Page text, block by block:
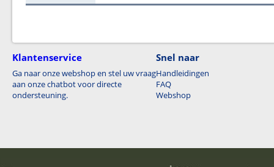
Klantenservice
Ga naar onze webshop en stel uw vraag
aan onze chatbot voor directe
ondersteuning.
Snel naar
Handleidingen
FAQ
Webshop